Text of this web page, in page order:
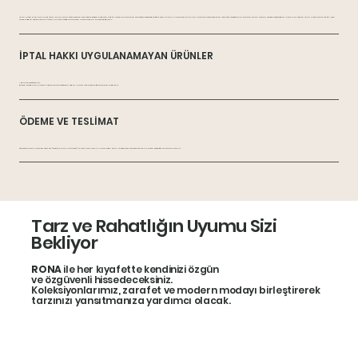
İptal hakkı bildirimi alındıktan sonra, satıcı ürünü ve geri verilmesi gereken belgeleri 10 gün içinde alıcıya geri ödemekle yükümlüdür. Eğer ürün alıcının hatasından dolayı hasar görürse veya geri iade edilemezse, alıcı satıcıya zararı tazmin etmekle yükümlüdür. Ancak alıcı, ürünün iptal hakkı kullanıldığı süre
içinde uygun şekilde kullanılması halinde meydana gelen hasarlardan sorumlu değildir.
İPTAL HAKKI UYGULANAMAYAN ÜRÜNLER
• Bone ve aksesuarlar.
Bu ürün kategorisi, hijyenik nedenlerle ve mevzuata uygun olarak iade veya değişime tabi değildir.
ÖDEME VE TESLİMAT
Ödeme banka havalesi veya EFT (Elektronik Fon Transferi) yoluyla yapılabilir. Ayrıca kredi kartı ile çevrimiçi ödeme yapabilir, taksit seçeneği de kullanılabilir.
Tarz ve Rahatlığın Uyumu Sizi
Bekliyor
RONAile her kıyafette kendinizi özgün
ve özgüvenli hissedeceksiniz.
Koleksiyonlarımız, zarafet ve modern modayı birleştirerek
tarzınızı yansıtmanıza yardımcı olacak.